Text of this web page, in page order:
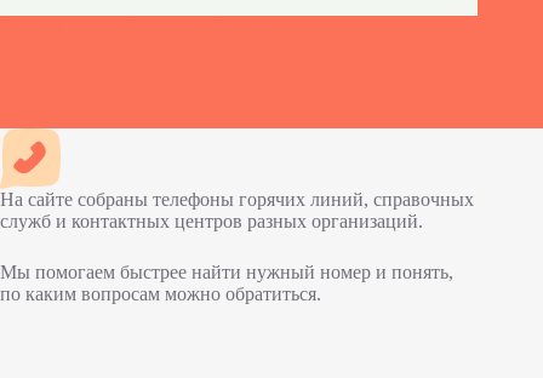
На сайте собраны телефоны горячих линий, справочных
служб и контактных центров разных организаций.
Мы помогаем быстрее найти нужный номер и понять,
по каким вопросам можно обратиться.